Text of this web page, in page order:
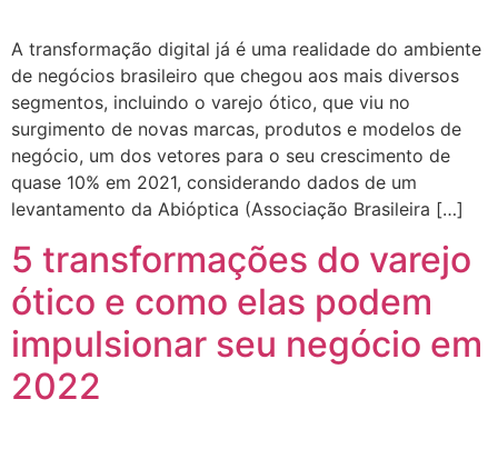
A transformação digital já é uma realidade do ambiente
de negócios brasileiro que chegou aos mais diversos
segmentos, incluindo o varejo ótico, que viu no
surgimento de novas marcas, produtos e modelos de
negócio, um dos vetores para o seu crescimento de
quase 10% em 2021, considerando dados de um
levantamento da Abióptica (Associação Brasileira […]
5 transformações do varejo
ótico e como elas podem
impulsionar seu negócio em
2022